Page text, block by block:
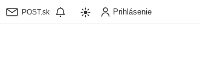
POST.sk Prihlásenie